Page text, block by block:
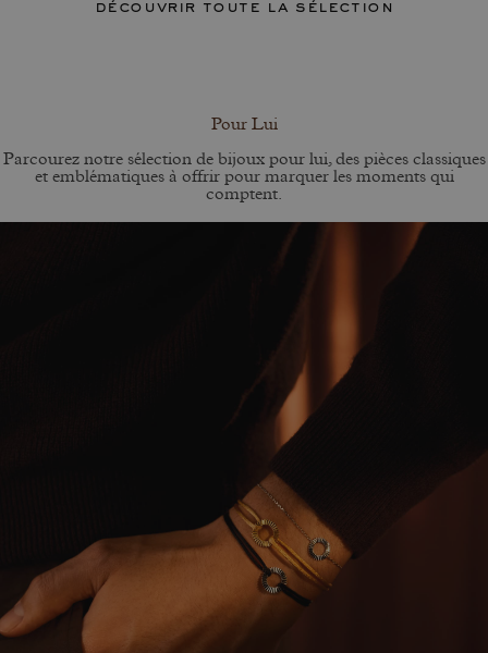
découvrir toute la sélection
Pour Lui
Parcourez notre sélection de bijoux pour lui, des pièces classiques
et emblématiques à offrir pour marquer les moments qui
comptent.